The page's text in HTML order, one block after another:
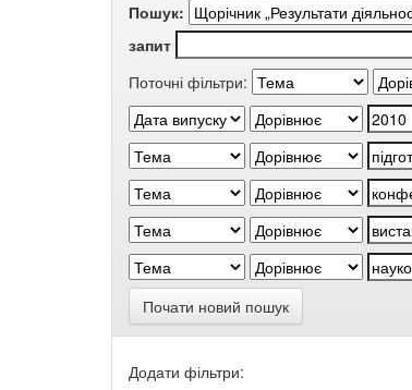
Пошук:
запит
Поточні фільтри:
Почати новий пошук
Додати фільтри: